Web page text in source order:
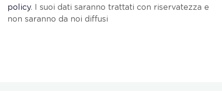
policy. I suoi dati saranno trattati con riservatezza e
non saranno da noi diffusi